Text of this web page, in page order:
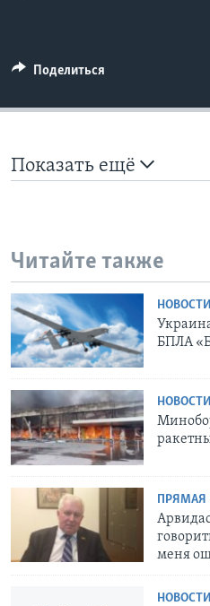
Поделиться
Показать ещё
Читайте также
НОВОСТИ
БПЛА
НОВОСТИ
ПРЯМАЯ
меня
НОВОСТИ